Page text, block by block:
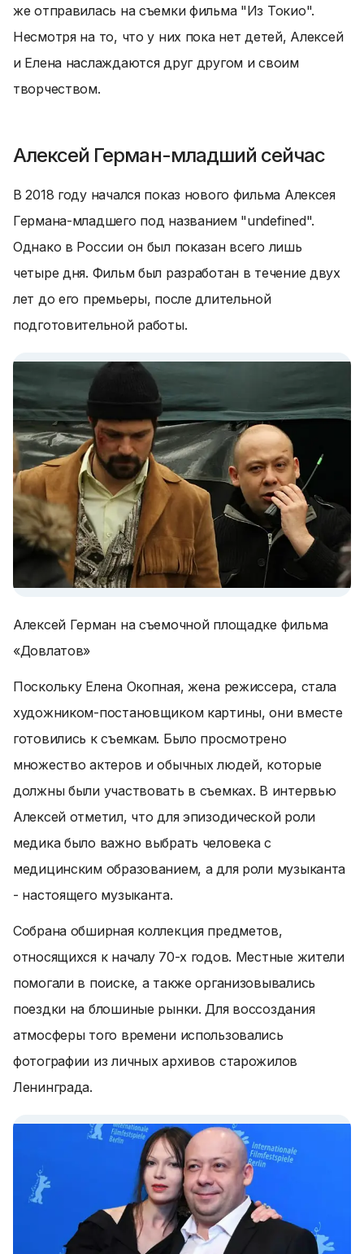
же отправилась на съемки фильма "Из Токио".
Несмотря на то, что у них пока нет детей, Алексей
и Елена наслаждаются друг другом и своим
творчеством.
Алексей Герман-младший сейчас
В 2018 году начался показ нового фильма Алексея
Германа-младшего под названием "undefined".
Однако в России он был показан всего лишь
четыре дня. Фильм был разработан в течение двух
лет до его премьеры, после длительной
подготовительной работы.
Алексей Герман на съемочной площадке фильма
«Довлатов»
Поскольку Елена Окопная, жена режиссера, стала
художником-постановщиком картины, они вместе
готовились к съемкам. Было просмотрено
множество актеров и обычных людей, которые
должны были участвовать в съемках. В интервью
Алексей отметил, что для эпизодической роли
медика было важно выбрать человека с
медицинским образованием, а для роли музыканта
- настоящего музыканта.
Собрана обширная коллекция предметов,
относящихся к началу 70-х годов. Местные жители
помогали в поиске, а также организовывались
поездки на блошиные рынки. Для воссоздания
атмосферы того времени использовались
фотографии из личных архивов старожилов
Ленинграда.